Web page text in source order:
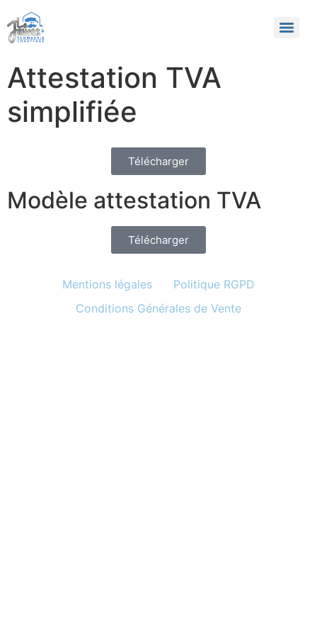
Attestation TVA
simplifiée
Télécharger
Modèle attestation TVA
Télécharger
Mentions légales
Politique RGPD
Conditions Générales de Vente